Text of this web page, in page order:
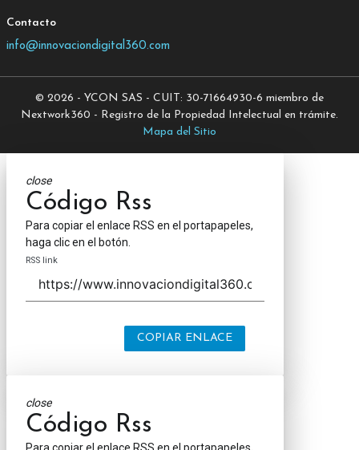
Contacto
info@innovaciondigital360.com
© 2026 - YCON SAS - CUIT: 30-71664930-6 miembro de
Nextwork360 - Registro de la Propiedad Intelectual en trámite.
Mapa del Sitio
close
Código Rss
Para copiar el enlace RSS en el portapapeles,
haga clic en el botón.
RSS link
COPIAR ENLACE
close
Código Rss
Para copiar el enlace RSS en el portapapeles,